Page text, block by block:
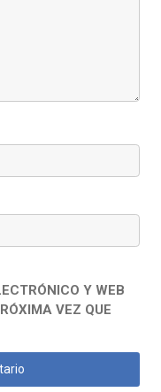
Y WEB
VEZ QUE